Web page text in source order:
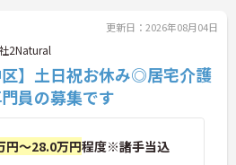
更新日：2026年08月04日
2Natural
区】土日祝お休み◎居宅介護
員の募集です
円～28.0万円程度※諸手当込